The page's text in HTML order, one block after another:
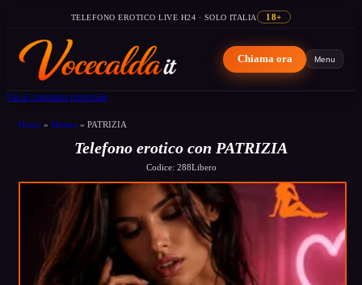
TELEFONO EROTICO LIVE H24 · SOLO ITALIA 18+
Chiama ora Menu
Vai al contenuto principale
Home » Mature » PATRIZIA
Telefono erotico con PATRIZIA
Codice: 288Libero